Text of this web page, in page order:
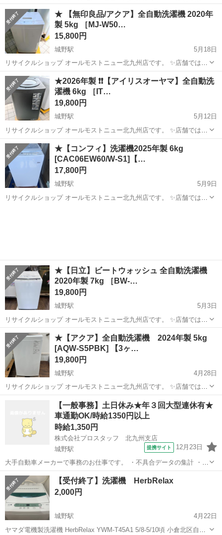
期間限定でネット表示価格よりも特別割引をしている商品もございま
す!! 気になっている商品がありましまら、是非ご来店いただくかお問
い合わせ下さいませ!...
福岡 北九州市 城野駅 生活家電 商品
★ 【無印良品/アクア】全自動洗濯機 2020年
製 5kg ［MJ-W50…
15,800円
城野駅
5月18日
リサイクルショップ オールモストニュー北九州店です。 ✨️店舗では、
期間限定でネット表示価格よりも特別割引をしている商品もございま
す!! 気になっている商品がありましまら、是非ご来店いただくかお問
い合わせ下さいませ!! ...
福岡 北九州市 城野駅 生活家電 商品
★2026年製 ❗️❗️【アイリスオーヤマ】全自動洗
濯機 6kg ［IT…
19,800円
城野駅
5月12日
リサイクルショップ オールモストニュー北九州店です。 ✨️店舗では、
期間限定でネット表示価格よりも特別割引をしている商品もございま
す!! 気になっている商品がありましまら、是非ご来店いただくかお問
い合わせ下さいませ!! ...
福岡 北九州市 生活家電 商品
★【コンフィ】洗濯機2025年製 6kg
[CAC06EW60/W-S1]【…
17,800円
城野駅
5月9日
リサイクルショップ オールモストニュー北九州店です。 ✨️店舗では、
★【日立】ビートウォッシュ 全自動洗濯機
2020年製 7kg ［BW-…
19,800円
城野駅
5月3日
リサイクルショップ オールモストニュー北九州店です。 ✨️店舗では、
期間限定でネット表示価格よりも特別割引をしている商品もございま
す!! 気になっている商品がありましまら、是非ご来店いただくかお問
い合わせ下さいませ!! ...
福岡 北九州市 城野駅 生活家電 商品
★【アクア】全自動洗濯機 2024年製 5kg
[AQW-S5PBK] 【3ヶ…
19,800円
城野駅
4月28日
リサイクルショップ オールモストニュー北九州店です。 ✨️店舗では、
期間限定でネット表示価格よりも特別割引をしている商品もございま
す!! 気になっている商品がありましまら、是非ご来店いただくかお問
い合わせ下さいませ!...
北九州市 城野駅 生活家電 商品
【一般事務】土日休み★年３回大型連休有★
車通勤OK/時給1350円以上
時給1,350円
株式会社プロスタッフ 北九州支店
城野駅
提携サイト 12月23日
大手自動車メーカーで事務のお仕事です。 ・不具合データの集計 ・資
料の作成 ・入力業務 ・ファイルの移動 ・備品購入 ・現場事務所への
書類等のお届け ・その他付随する業務 ・電話対応 ・メール対応など
【応募資格】 業務...
福岡 京都郡 城野駅 一般事務
【受付終了】洗濯機 HerbRelax
2,000円
城野駅
4月22日
ヤマダ電機製洗濯機 HerbRelax YWM-T45A1 5/8-5/10頃 小倉北区自宅